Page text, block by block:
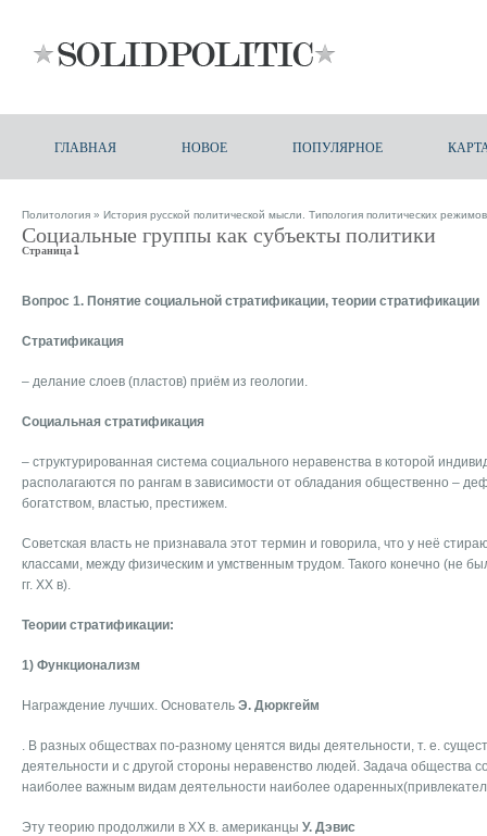
ГЛАВНАЯ НОВОЕ ПОПУЛЯРНОЕ
Политология » История русской политической мысли. Типология политических
Социальные группы как субъекты политики
Страница 1
Вопрос 1. Понятие социальной стратификации, теории стратификации
Стратификация
– делание слоев (пластов) приём из геологии.
Социальная стратификация
– структурированная система социального неравенства в которой
располагаются по рангам в зависимости от обладания общественно –
богатством, властью, престижем.
Советская власть не признавала этот термин и говорила, что у неё
классами, между физическим и умственным трудом. Такого конечно (не
гг. XX в).
Теории стратификации:
1) Функционализм
Награждение лучших. Основатель Э. Дюркгейм
. В разных обществах по-разному ценятся виды деятельности, т. е.
деятельности и с другой стороны неравенство людей. Задача общества
наиболее важным видам деятельности наиболее
Эту теорию продолжили в XX в. американцы У. Дэвис